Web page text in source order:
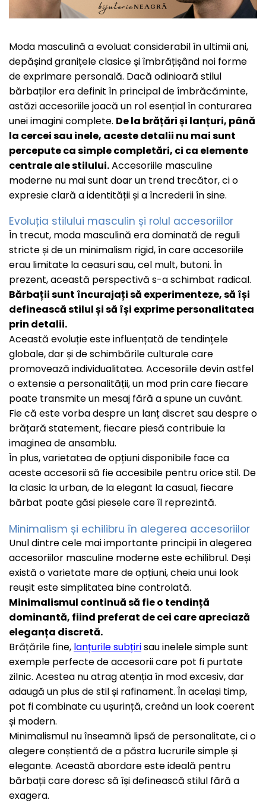
Coliere Transparente cu Cristale
Coliere Transparente cu Cruce
Coliere Transparente cu Stea
Coliere Transparente cu Soare
Coliere Transparente cu Semilună
Coliere Transparente cu Zodii
Coliere Transparente cu Perle
Coliere Transparente cu Initiale
Coliere Transparente cu Flori
Coliere Transparente cu Molecule
Coliere Transparente cu Pietre Naturale
Coliere Transparente Diverse
LĂNȚIȘOARE ARGINT
Lănțișoare cu Inimioare
Lănțișoare cu Cruce
Lănțișoare cu Stea
Lănțișoare cu Soare
Lănțișoare cu Semilună
Lănțișoare cu Zodii
Lănțișoare cu Animale
Lănțișoare cu Molecule
Lănțișoare cu Pietre Naturale
Lănțișoare Argint Diverse
Coliere cu Perle Naturale
Coliere cu Perle Preciosa
COLIERE ȘNUR REGLABIL
Coliere cu Inimioare
Coliere cu Cruce
Coliere cu Stea
Coliere cu Soare
Coliere cu Semilună
Coliere cu Zodii
Coliere cu Flori
Coliere cu Animale
Coliere cu Molecule
Coliere Diverse
BRĂȚĂRI CU PIETRE SEMIPREȚIOASE
Brățări din Argint cu pietre semiprețioase
Brățări elastice cu pietre semiprețioase
LĂNȚIȘOARE ARGINT
Altele
Moda masculină a evoluat considerabil în ultimii ani,
depășind granițele clasice și îmbrățișând noi forme
de exprimare personală. Dacă odinioară stilul
bărbaților era definit în principal de îmbrăcăminte,
astăzi accesoriile joacă un rol esențial în conturarea
unei imagini complete. De la brățări și lanțuri, până
la cercei sau inele, aceste detalii nu mai sunt
percepute ca simple completări, ci ca elemente
centrale ale stilului.Accesoriile masculine
moderne nu mai sunt doar un trend trecător, ci o
expresie clară a identității și a încrederii în sine.
Evoluția stilului masculin și rolul accesoriilor
În trecut, moda masculină era dominată de reguli
stricte și de un minimalism rigid, în care accesoriile
erau limitate la ceasuri sau, cel mult, butoni. În
prezent, această perspectivă s-a schimbat radical.
Bărbații sunt încurajați să experimenteze, să își
definească stilul și să își exprime personalitatea
prin detalii.
Această evoluție este influențată de tendințele
globale, dar și de schimbările culturale care
promovează individualitatea. Accesoriile devin astfel
o extensie a personalității, un mod prin care fiecare
poate transmite un mesaj fără a spune un cuvânt.
Fie că este vorba despre un lanț discret sau despre o
brățară statement, fiecare piesă contribuie la
imaginea de ansamblu.
În plus, varietatea de opțiuni disponibile face ca
aceste accesorii să fie accesibile pentru orice stil. De
la clasic la urban, de la elegant la casual, fiecare
bărbat poate găsi piesele care îl reprezintă.
Minimalism și echilibru în alegerea accesoriilor
Unul dintre cele mai importante principii în alegerea
accesoriilor masculine moderne este echilibrul. Deși
există o varietate mare de opțiuni, cheia unui look
reușit este simplitatea bine controlată.
Minimalismul continuă să fie o tendință
dominantă, fiind preferat de cei care apreciază
eleganța discretă.
Brățările fine, lanțurile subțirisau inelele simple sunt
exemple perfecte de accesorii care pot fi purtate
zilnic. Acestea nu atrag atenția în mod excesiv, dar
adaugă un plus de stil și rafinament. În același timp,
pot fi combinate cu ușurință, creând un look coerent
și modern.
Minimalismul nu înseamnă lipsă de personalitate, ci o
alegere conștientă de a păstra lucrurile simple și
elegante. Această abordare este ideală pentru
bărbații care doresc să își definească stilul fără a
exagera.